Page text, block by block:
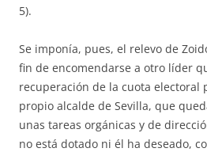
5).
Se imponía, pues, el relevo de
fin de encomendarse a otro líder
recuperación de la cuota electoral
propio alcalde de Sevilla, que
unas tareas orgánicas y de
no está dotado ni él ha deseado,